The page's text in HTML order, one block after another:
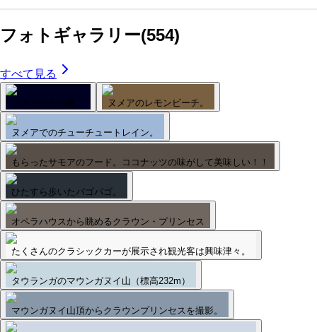
フォトギャラリー(554)
すべて見る
ヌメアから出港。 ヌメアのレモンビーチ。
ヌメアでのチューチュートレイン。
もらったサモアのフード。ココナッツの味がして美味しい！！
ひたすら歩いたパゴパゴ。
オペラハウスから眺めるクラウン・プリンセス
たくさんのクラシックカーが展示され観光客は興味津々。
タウランガのマウンガヌイ山（標高232m）
マウンガヌイ山頂からクラウンプリンセスを撮影。